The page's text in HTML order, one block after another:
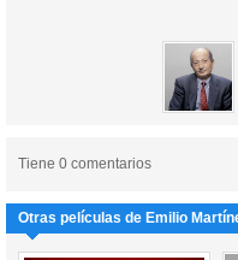
Tiene 0 comentarios
Otras películas de Emilio